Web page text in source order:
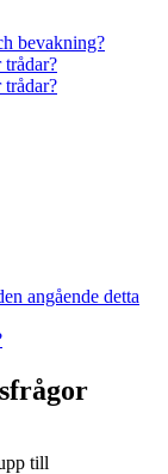
bevakning?
angående detta
till